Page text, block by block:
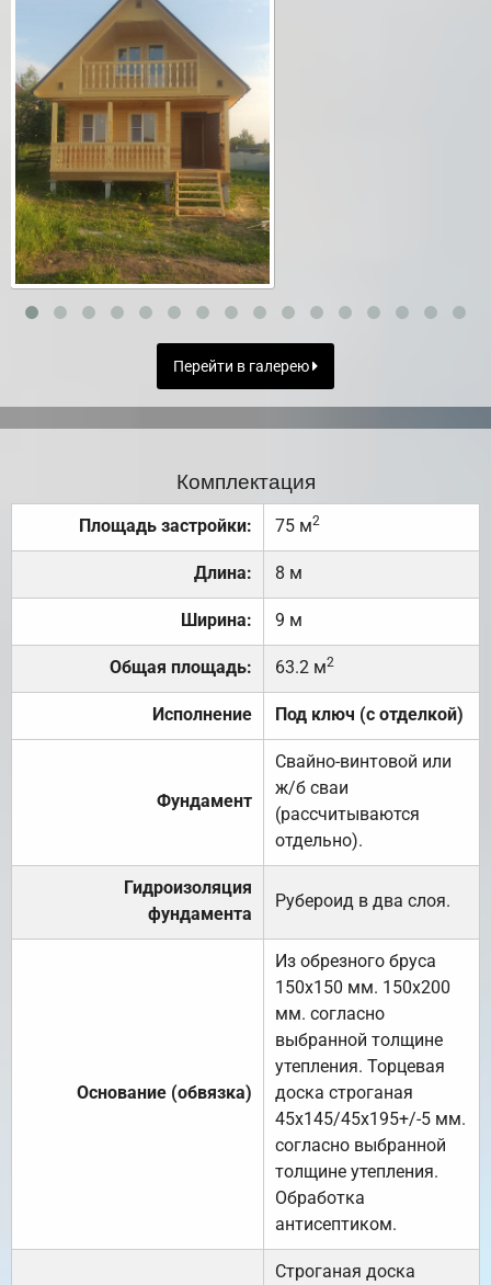
Перейти в галерею
Комплектация
Площадь застройки: 75 м2
Длина: 8 м
Ширина: 9 м
Общая площадь: 63.2 м2
Исполнение Под ключ (с отделкой)
Фундамент
Свайно-винтовой или
ж/б сваи
(рассчитываются
отдельно).
Гидроизоляция
фундамента
Рубероид в два слоя.
Основание (обвязка)
Из обрезного бруса
150х150 мм. 150х200
мм. согласно
выбранной толщине
утепления. Торцевая
доска строганая
45х145/45х195+/-5 мм.
согласно выбранной
толщине утепления.
Обработка
антисептиком.
Строганая доска